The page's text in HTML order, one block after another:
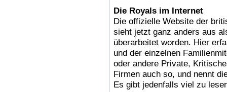
Die Royals im Internet
Die offizielle Website der
sieht jetzt ganz anders aus
überarbeitet worden. Hier
und der einzelnen
oder andere Private,
Firmen auch so, und nennt
Es gibt jedenfalls viel zu